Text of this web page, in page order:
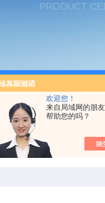
欢迎您！
来自局域网的朋
帮助您的吗？
PRODUCT
4000
当